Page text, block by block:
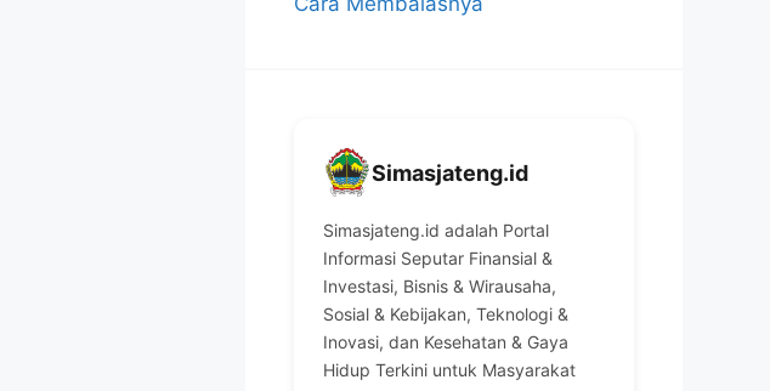
Simasjateng.id
Simasjateng.id adalah Portal
Informasi Seputar Finansial &
Investasi, Bisnis & Wirausaha,
Sosial & Kebijakan, Teknologi &
Inovasi, dan Kesehatan & Gaya
Hidup Terkini untuk Masyarakat